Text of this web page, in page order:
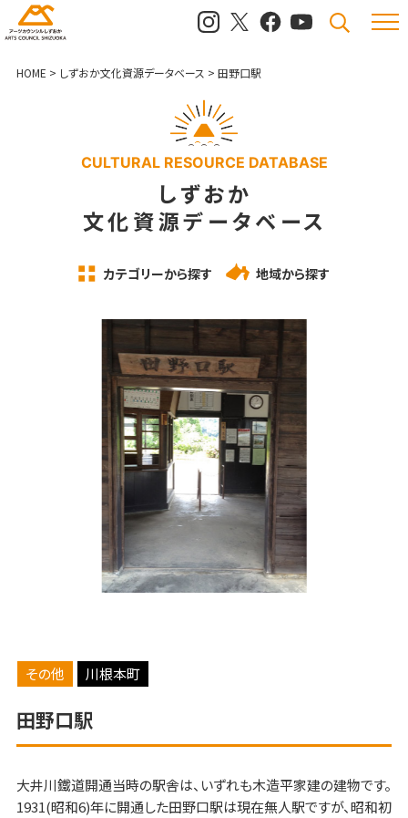
メニュ
検索
HOME > しずおか文化資源データベース > 田野口駅
CULTURAL RESOURCE DATABASE
しずおか
文化資源データベース
カテゴリーから探す 地域から探す
その他 川根本町
田野口駅
大井川鐵道開通当時の駅舎は、いずれも木造平家建の建物です。
1931(昭和6)年に開通した田野口駅は現在無人駅ですが、昭和初